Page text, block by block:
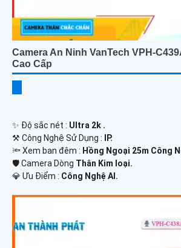
Camera An Ninh VanTech VPH-
Cao Cấp
✨ Độ sắc nét : Ultra 2k .
⚒ Công Nghệ Sử Dụng :
IP.
🔦 Xem ban đêm : Hồng Ngoại 25m Công
🛡 Camera Dòng Thân Kim loại.
️💎 Ưu Điểm : Công Nghệ AI.